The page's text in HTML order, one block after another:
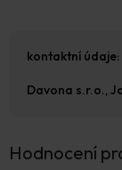
Hodnocení
kontaktní údaje:
Davona s.r.o.,